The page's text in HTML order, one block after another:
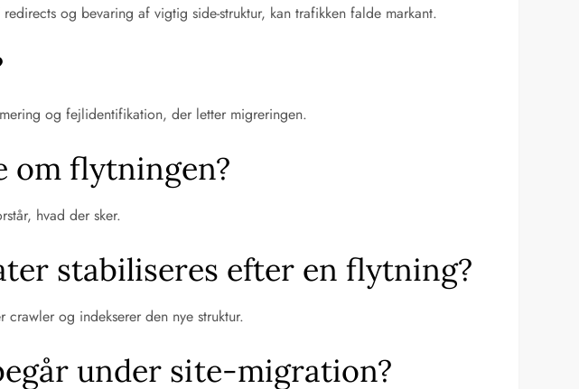
og bevaring af vigtig side-struktur, kan trafikken falde markant.
og fejlidentifikation, der letter migreringen.
om flytningen?
hvad der sker.
stabiliseres efter en flytning?
og indekserer den nye struktur.
under site-migration?